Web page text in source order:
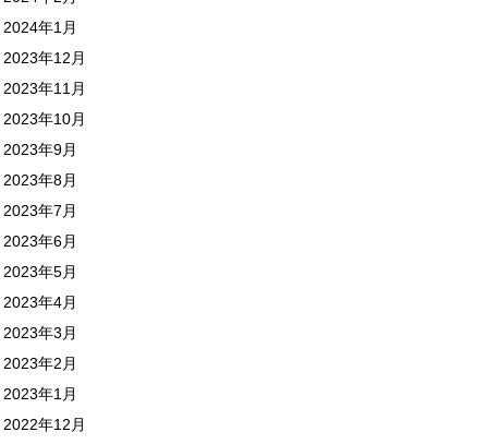
2024年1月
2023年12月
2023年11月
2023年10月
2023年9月
2023年8月
2023年7月
2023年6月
2023年5月
2023年4月
2023年3月
2023年2月
2023年1月
2022年12月